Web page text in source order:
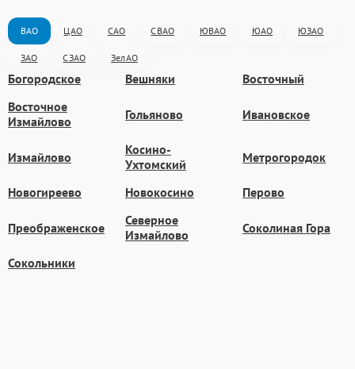
ВАО ЦАО САО СВАО ЮВАО ЮАО ЮЗАО
ЗАО СЗАО ЗелАО
Богородское Вешняки
Восточный
Восточное
Измайлово
Гольяново Ивановское
Измайлово
Косино-
Ухтомский
Метрогородок
Новогиреево Новокосино Перово
Преображенское
Северное
Измайлово
Соколиная Гора
Сокольники